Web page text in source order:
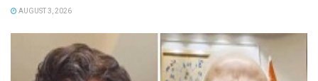
AUGUST 3, 2026